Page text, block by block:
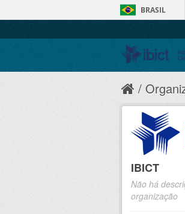
BRASIL
IBICT
Não há
organização